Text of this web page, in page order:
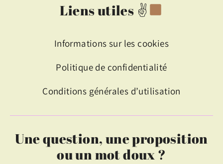
Liens utiles ✌
Informations sur les cookies
Politique de confidentialité
Conditions générales d’utilisation
Une question, une proposition
ou un mot doux ?